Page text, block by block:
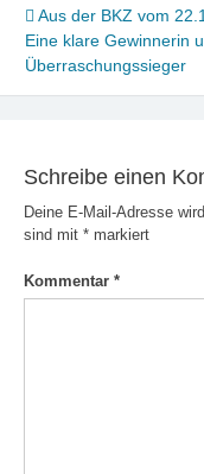
Aus der BKZ vom
Eine klare Gewinnerin
Überraschungssieger
Schreibe einen
Deine E-Mail-Adresse
sind mit *markiert
Kommentar *